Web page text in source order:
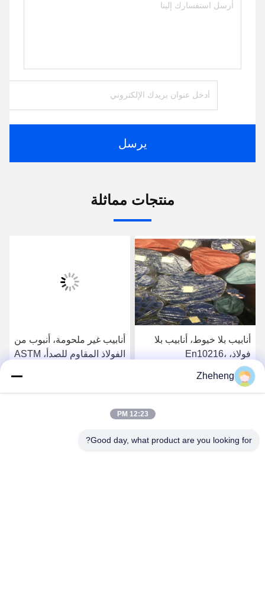
يرسل
منتجات مماثلة
أنابيب بلا خيوط، أنابيب بلا
فولاذ، En10216،
SS304/316L، Od 88.9mm،
Sch40، أنابيب الغلاية
احصل على افضل سعر
أنابيب غير ملحومة، أنبوب من
الفولاذ المقاوم للصدأ، ASTM
الزمني 40، أنابيب الغلاياتاحصل على افضل سعر
Zheheng
12:23 PM
Good day, what product are you looking for?